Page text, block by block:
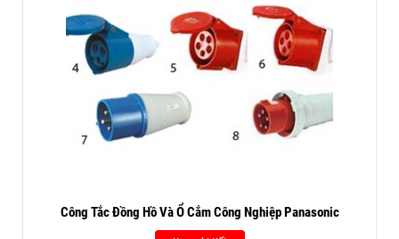
Công Tắc Đồng Hồ Và Ổ Cắm Công Nghiệp Panasonic